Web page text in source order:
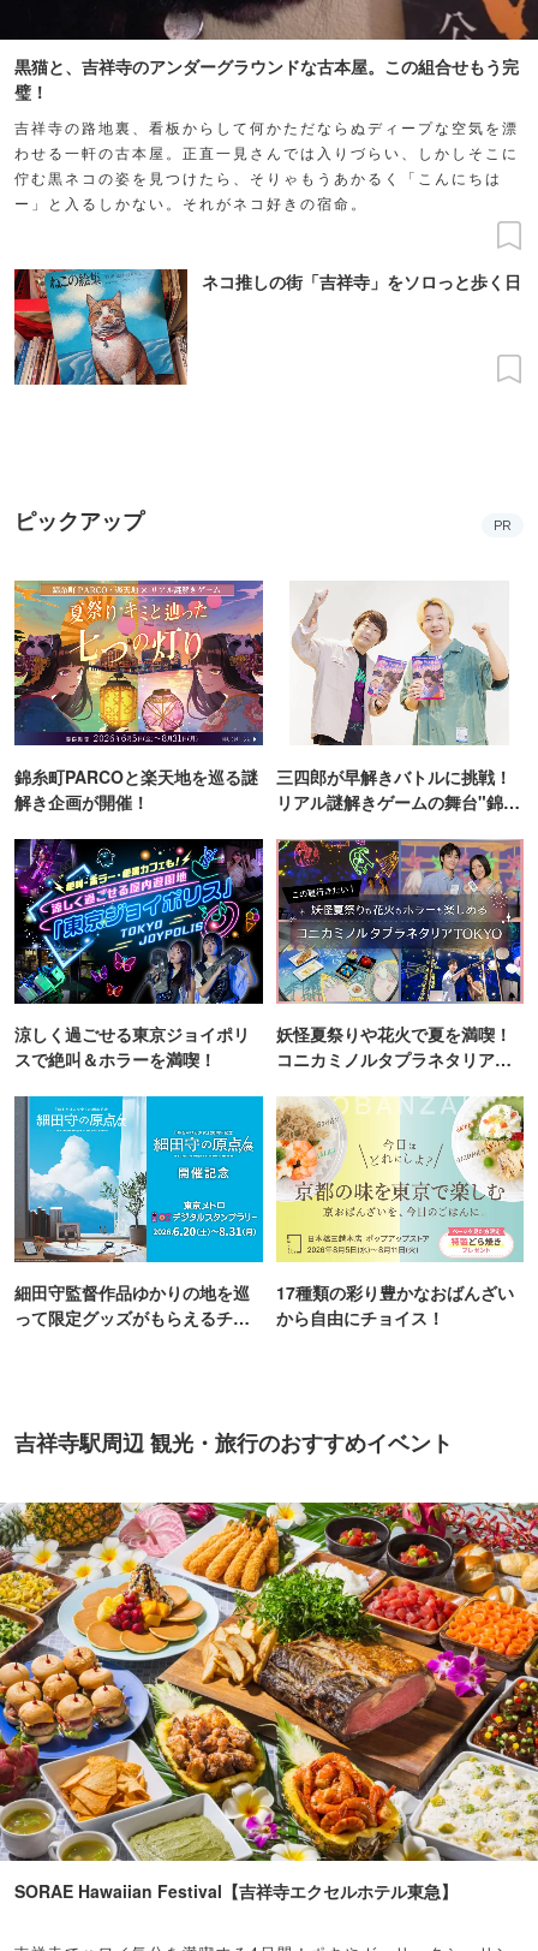
黒猫と、吉祥寺のアンダーグラウンドな古本屋。この組合せもう完
璧！
吉祥寺の路地裏、看板からして何かただならぬディープな空気を漂
わせる一軒の古本屋。正直一見さんでは入りづらい、しかしそこに
佇む黒ネコの姿を見つけたら、そりゃもうあかるく「こんにちは
ー」と入るしかない。それがネコ好きの宿命。
ネコ推しの街「吉祥寺」をソロっと歩く日
ピックアップ PR
錦糸町PARCOと楽天地を巡る謎
解き企画が開催！
三四郎が早解きバトルに挑戦！
リアル謎解きゲームの舞台"錦糸
涼しく過ごせる東京ジョイポリ
スで絶叫＆ホラーを満喫！
妖怪夏祭りや花火で夏を満喫！
コニカミノルタプラネタリア
細田守監督作品ゆかりの地を巡
って限定グッズがもらえるチャ
17種類の彩り豊かなおばんざい
から自由にチョイス！
吉祥寺駅周辺 観光・旅行のおすすめイベント
SORAE Hawaiian Festival【吉祥寺エクセルホテル東急】